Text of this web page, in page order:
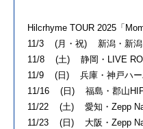
Hilcrhyme TOUR 2025「
11/3 (月・祝) 新潟・
11/8 (土) 静岡・LIVE
11/9 (日) 兵庫・神戸ハ
11/16 (日) 福島・郡山
11/22 (土) 愛知・
11/23 (日) 大阪・Zepp